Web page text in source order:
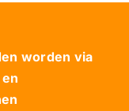
worden via